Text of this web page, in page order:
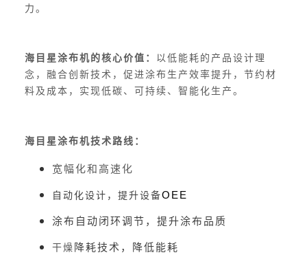
力。
海目星涂布机的核心价值： 以低能耗的产品设计理
念，融合创新技术，促进涂布生产效率提升，节约材
料及成本，实现低碳、可持续、智能化生产。
海目星涂布机技术路线：
宽幅化和高速化
自动化设计，提升设备OEE
涂布自动闭环调节，提升涂布品质
干燥 降耗技术，降低能耗